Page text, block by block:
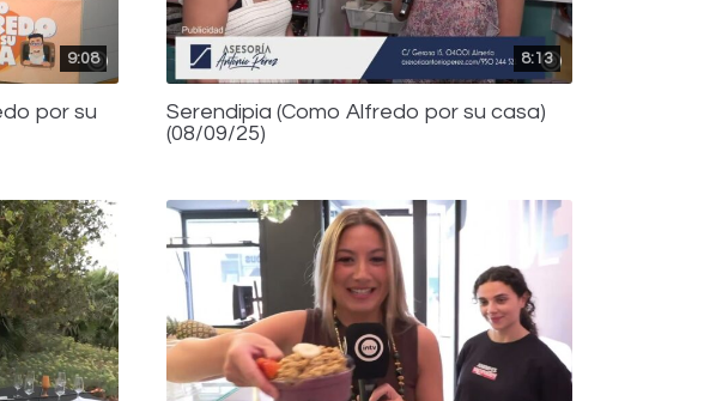
9:08
por su
8:13
Serendipia (Como Alfredo por su casa)
(08/09/25)